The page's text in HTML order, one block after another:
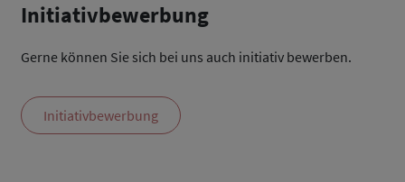
Initiativbewerbung
Gerne können Sie sich bei uns auch initiativ bewerben.
Initiativbewerbung